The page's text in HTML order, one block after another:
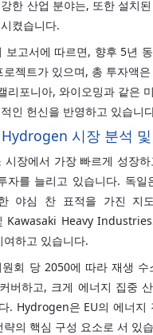
한 산업 분야는, 또한 설치
켰습니다.
고서에 따르면, 향후 5년
젝트가 있으며, 총 투자액
리포니아, 와이오밍과 같은
인 헌신을 반영하고 있습니
시장 분석
시장에서 가장 빠르게 성장
자를 늘리고 있습니다. 독일
야심 찬 표적을 가진 지
Kawasaki Heavy
하고 있습니다.
회 당 2050에 따라 재생 수
버하고, 크게 에너지 집중
. Hydrogen은 EU의 에너
의 핵심 구성 요소로 서 있